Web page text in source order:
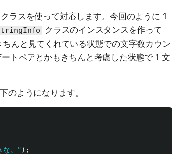
クラスを使って対応します。今回のように 1
クラスのインスタンスを作って
んと見てくれている状態での文字数カウン
トペアとかもきちんと考慮した状態で 1 文
のようになります。
な。" );